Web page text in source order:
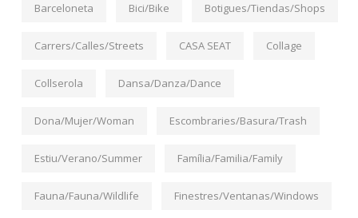
Barceloneta Bici/Bike Botigues/Tiendas/Shops
Carrers/Calles/Streets CASA SEAT Collage
Collserola Dansa/Danza/Dance
Dona/Mujer/Woman Escombraries/Basura/Trash
Estiu/Verano/Summer Família/Familia/Family
Fauna/Fauna/Wildlife Finestres/Ventanas/Windows